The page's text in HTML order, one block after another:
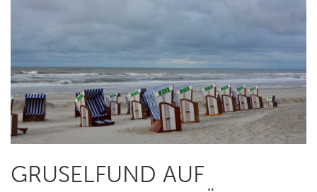
GRUSELFUND AUF